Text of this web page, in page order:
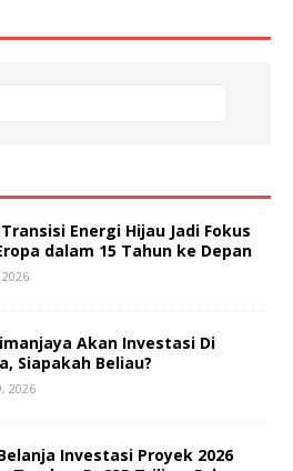
Energi Hijau Jadi Fokus
dalam 15 Tahun ke Depan
Akan Investasi Di
Siapakah Beliau?
2026
Investasi Proyek 2026